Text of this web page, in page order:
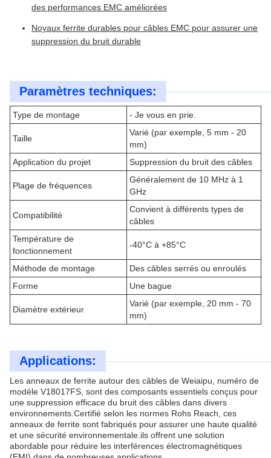
des performances EMC améliorées
Noyaux ferrite durables pour câbles EMC pour assurer une
suppression du bruit durable
Paramètres techniques:
Type de montage - Je vous en prie.
Taille
Varié (par exemple, 5 mm - 20
mm)
Application du projet
Suppression du bruit des câbles
Plage de fréquences
Généralement de 10 MHz à 1
GHz
Compatibilité
Convient à différents types de
câbles
Température de
fonctionnement
-40°C à +85°C
Méthode de montage
Des câbles serrés ou enroulés
Forme
Une bague
Diamètre extérieur
Varié (par exemple, 20 mm - 70
mm)
Applications:
Les anneaux de ferrite autour des câbles de Weiaipu, numéro de
modèle V18017FS, sont des composants essentiels conçus pour
une suppression efficace du bruit des câbles dans divers
environnements.Certifié selon les normes Rohs Reach, ces
anneaux de ferrite sont fabriqués pour assurer une haute qualité
et une sécurité environnementale.ils offrent une solution
abordable pour réduire les interférences électromagnétiques